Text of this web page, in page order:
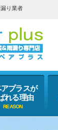
り業者
アプラスが
れる理由